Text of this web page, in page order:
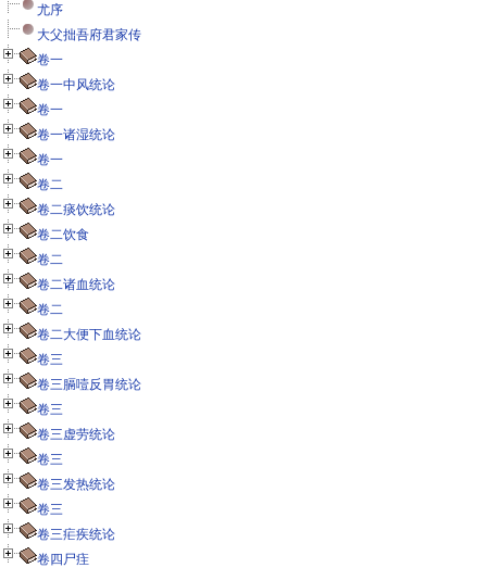
尤序
大父拙吾府君家传
卷一
卷一中风统论
卷一
卷一诸湿统论
卷一
卷二
卷二痰饮统论
卷二饮食
卷二
卷二诸血统论
卷二
卷二大便下血统论
卷三
卷三膈噎反胃统论
卷三
卷三虚劳统论
卷三
卷三发热统论
卷三
卷三疟疾统论
卷四尸疰